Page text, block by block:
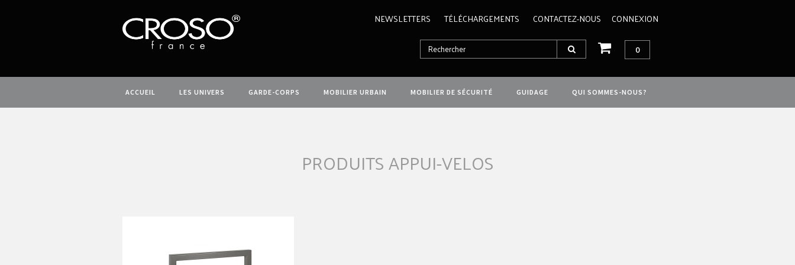
CONNEXION
NEWSLETTERS TÉLÉCHARGEMENTS CONTACTEZ-NOUS
0
ACCUEIL LES UNIVERS GARDE-CORPS MOBILIER URBAIN MOBILIER DE SÉCURITÉ GUIDAGE QUI SOMMES-NOUS?
PRODUITS APPUI-VELOS